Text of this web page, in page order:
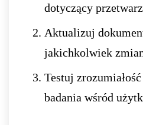
dotyczący
Aktualizuj
jakichkolwiek
Testuj
badania wśród